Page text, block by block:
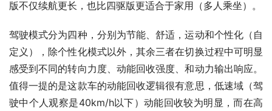
版不仅续航更长，也比四驱版更适合于家用（多人乘坐）。
驾驶模式分为四种，分别为节能、舒适，运动和个性化（自
定义），除个性化模式以外，其余三者在切换过程中可明显
感受到不同的转向力度、动能回收强度、和动力输出响应。
值得一提的是这款车的动能回收逻辑很有意思，低速域（驾
驶中个人观察是40km/h以下）动能回收较为明显，而在高